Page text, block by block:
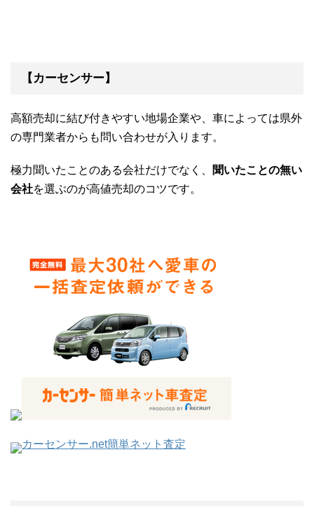
【カーセンサー】
高額売却に結び付きやすい地場企業や、車によっては県外
の専門業者からも問い合わせが入ります。
極力聞いたことのある会社だけでなく、
聞いたことの無い
会社を選ぶのが高値売却のコツです。
カーセンサー.net簡単ネット査定